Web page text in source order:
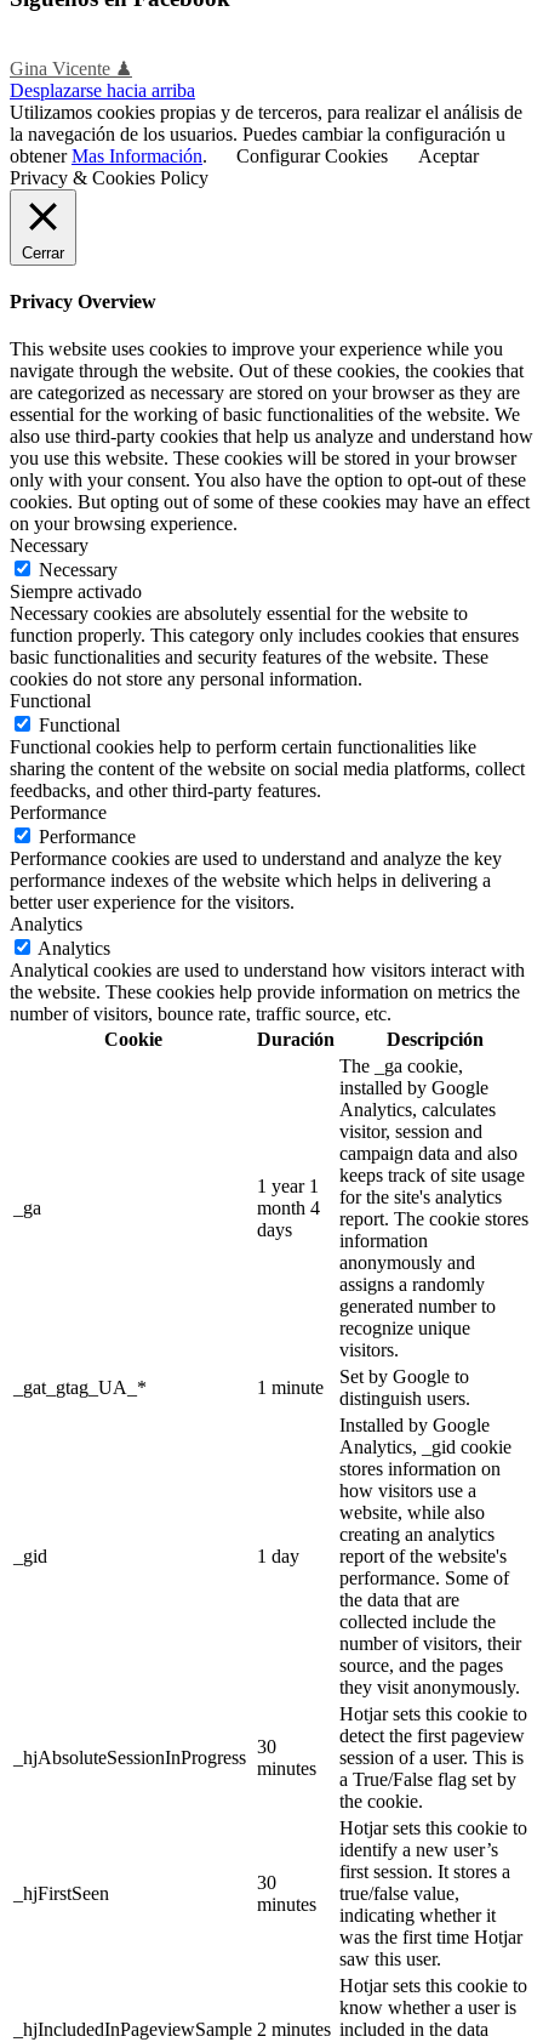
Gina Vicente ♟
Desplazarse hacia arriba
Utilizamos cookies propias y de terceros, para realizar el análisis de
la navegación de los usuarios. Puedes cambiar la configuración u
obtenerMas Información. Configurar Cookies
Aceptar
Privacy & Cookies Policy
Cerrar
Privacy Overview
This website uses cookies to improve your experience while you
navigate through the website. Out of these cookies, the cookies that
are categorized as necessary are stored on your browser as they are
essential for the working of basic functionalities of the website. We
also use third-party cookies that help us analyze and understand how
you use this website. These cookies will be stored in your browser
only with your consent. You also have the option to opt-out of these
cookies. But opting out of some of these cookies may have an effect
on your browsing experience.
Necessary
Necessary
Siempre activado
Necessary cookies are absolutely essential for the website to
function properly. This category only includes cookies that ensures
basic functionalities and security features of the website. These
cookies do not store any personal information.
Functional
Functional
Functional cookies help to perform certain functionalities like
sharing the content of the website on social media platforms, collect
feedbacks, and other third-party features.
Performance
Performance
Performance cookies are used to understand and analyze the key
performance indexes of the website which helps in delivering a
better user experience for the visitors.
Analytics
Analytics
Analytical cookies are used to understand how visitors interact with
the website. These cookies help provide information on metrics the
number of visitors, bounce rate, traffic source, etc.
Cookie
Duración Descripción
_ga
1 year 1
month 4
days
The _ga cookie,
installed by Google
Analytics, calculates
visitor, session and
campaign data and also
keeps track of site usage
for the site's analytics
report. The cookie stores
information
anonymously and
assigns a randomly
generated number to
recognize unique
visitors.
_gat_gtag_UA_*
1 minute
Set by Google to
distinguish users.
_gid 1 day
Installed by Google
Analytics, _gid cookie
stores information on
how visitors use a
website, while also
creating an analytics
report of the website's
performance. Some of
the data that are
collected include the
number of visitors, their
source, and the pages
they visit anonymously.
_hjAbsoluteSessionInProgress
30
minutes
Hotjar sets this cookie to
detect the first pageview
session of a user. This is
a True/False flag set by
the cookie.
_hjFirstSeen
30
minutes
Hotjar sets this cookie to
identify a new user’s
first session. It stores a
true/false value,
indicating whether it
was the first time Hotjar
saw this user.
_hjIncludedInPageviewSample 2 minutes
Hotjar sets this cookie to
know whether a user is
included in the data